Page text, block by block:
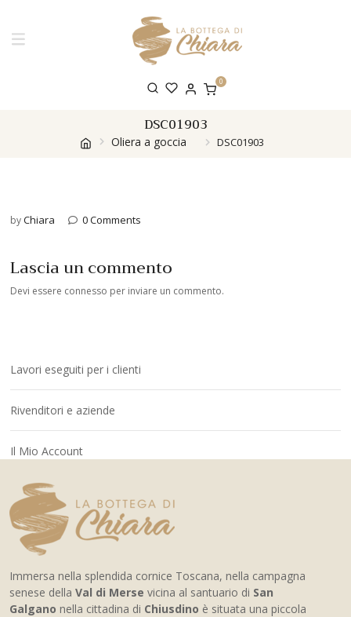
0
DSC01903
Oliera a goccia DSC01903
byChiara 0 Comments
Lascia un commento
Devi essere connesso per inviare un commento.
Lavori eseguiti per i clienti
Rivenditori e aziende
Il Mio Account
Immersa nella splendida cornice Toscana, nella campagna
senese della Val di Merse vicina al santuario di San
Galgano nella cittadina di Chiusdino è situata una piccola